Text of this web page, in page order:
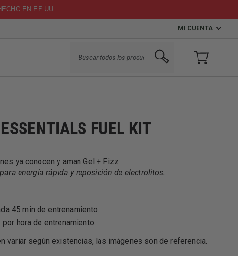
EN EE.UU.
MI CUENTA
FUEL KIT
ya conocen y aman Gel + Fizz.
energía rápida y reposición de electrolitos.
45 min de entrenamiento.
hora de entrenamiento.
variar según existencias, las imágenes son de referencia.